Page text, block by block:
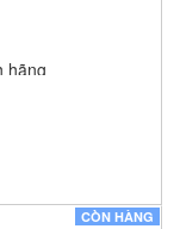
CÒN HÀNG